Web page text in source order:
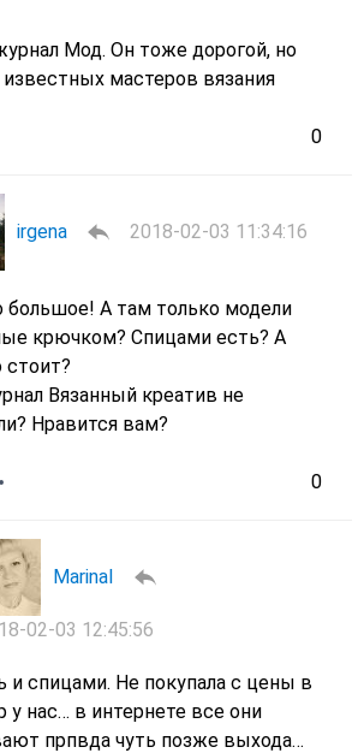
0
Мод. Он тоже дорогой, но
мастеров вязания
irgena 2018-02-03 11:34:16
0
большое! А там только модели
крючком? Спицами есть? А
стоит?
Вязанный креатив не
Нравится вам?
MarinaI
02-03 12:45:56
и спицами. Не покупала с цены в
у нас… в интернете все они
прпвда чуть позже выхода…